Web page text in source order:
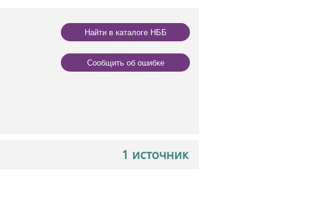
Найти в каталоге НББ
Сообщить об ошибке
1 источник